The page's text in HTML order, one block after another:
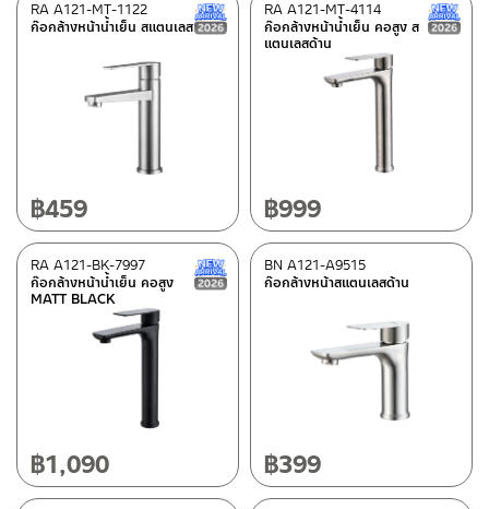
ก๊อกล้างหน้าน้ำเย็น สแตนเลส
RA A121-MT-1122 New Arrival สินค้าใหม่ ปี 2026
฿459
ก๊อกล้างหน้าน้ำเย็น คอสูง ส
แตนเลสด้าน
RA A121-MT-4114
฿999
ก๊อกล้างหน้าน้ำเย็น คอสูง
MATT BLACK
RA A121-BK-7997 New Arrival สินค้าใหม่ ปี 2026
฿1,090
ก๊อกล้างหน้าสแตนเลสด้าน
BN A121-A9515
฿399